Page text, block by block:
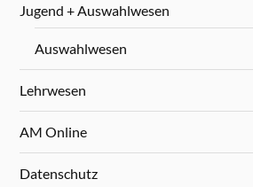
Jugend + Auswahlwesen
Auswahlwesen
Lehrwesen
AM Online
Datenschutz